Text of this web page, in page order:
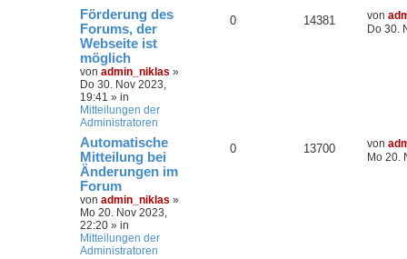
Förderung des
Forums, der
Webseite ist
möglich
von admin_niklas »
Do 30. Nov 2023,
19:41 » in
Mitteilungen der
Administratoren
0 14381 von
Do 30.
Automatische
Mitteilung bei
Änderungen im
Forum
von admin_niklas »
Mo 20. Nov 2023,
22:20 » in
Mitteilungen der
Administratoren
0 13700 von
Mo 20.